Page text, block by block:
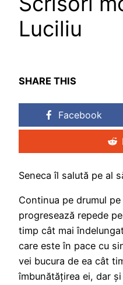
Luciliu
SHARE THIS
Facebook
Seneca îl salută pe al
Continua pe drumul
progresează repede
timp cât mai
care este în pace cu
vei bucura de ea cât
îmbunătățirea ei, dar